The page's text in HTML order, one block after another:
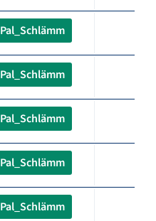
Pal_Schlämm
Pal_Schlämm
Pal_Schlämm
Pal_Schlämm
Pal_Schlämm